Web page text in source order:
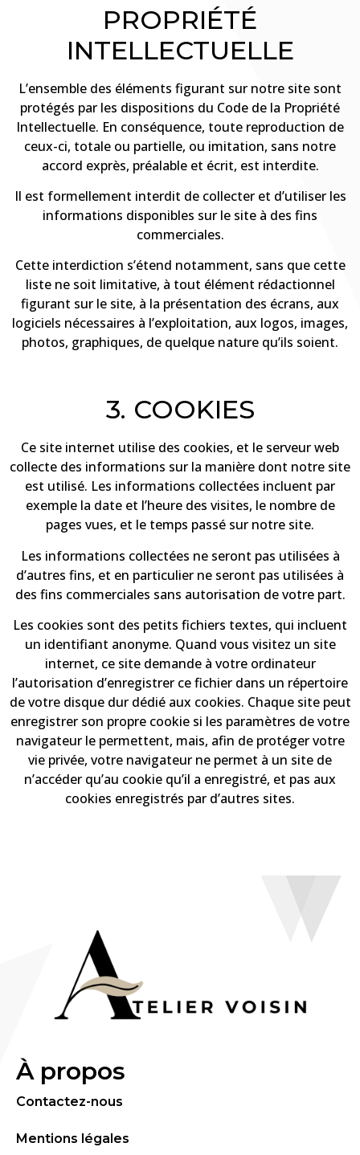
PROPRIÉTÉ
INTELLECTUELLE
L’ensemble des éléments figurant sur notre site sont
protégés par les dispositions du Code de la Propriété
Intellectuelle. En conséquence, toute reproduction de
ceux-ci, totale ou partielle, ou imitation, sans notre
accord exprès, préalable et écrit, est interdite.
Il est formellement interdit de collecter et d’utiliser les
informations disponibles sur le site à des fins
commerciales.
Cette interdiction s’étend notamment, sans que cette
liste ne soit limitative, à tout élément rédactionnel
figurant sur le site, à la présentation des écrans, aux
logiciels nécessaires à l’exploitation, aux logos, images,
photos, graphiques, de quelque nature qu’ils soient.
3. COOKIES
Ce site internet utilise des cookies, et le serveur web
collecte des informations sur la manière dont notre site
est utilisé. Les informations collectées incluent par
exemple la date et l’heure des visites, le nombre de
pages vues, et le temps passé sur notre site.
Les informations collectées ne seront pas utilisées à
d’autres fins, et en particulier ne seront pas utilisées à
des fins commerciales sans autorisation de votre part.
Les cookies sont des petits fichiers textes, qui incluent
un identifiant anonyme. Quand vous visitez un site
internet, ce site demande à votre ordinateur
l’autorisation d’enregistrer ce fichier dans un répertoire
de votre disque dur dédié aux cookies. Chaque site peut
enregistrer son propre cookie si les paramètres de votre
navigateur le permettent, mais, afin de protéger votre
vie privée, votre navigateur ne permet à un site de
n’accéder qu’au cookie qu’il a enregistré, et pas aux
cookies enregistrés par d’autres sites.
À propos
Contactez-nous
Mentions légales